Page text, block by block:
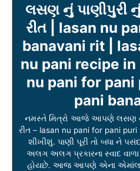
લસણ નું પાણીપુરી નું
રીત | lasan nu
banavani rit |
nu pani recipe
nu pani for pani
pani
નમસ્તે મિત્રો આજે આપણે લસણ નું
રીત – lasan nu pani for pani
શીખીશું. પાણી પૂરી તો બધા ને
અલગ અલગ પ્રકારના સ્વાદ
હોયછે. આજ આપણે એના